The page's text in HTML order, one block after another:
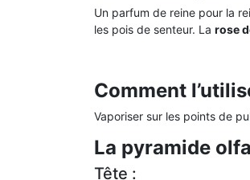
Un parfum de reine pour la
les pois de senteur. La rose
Comment
Vaporiser sur les points de
La pyramide
Tête :